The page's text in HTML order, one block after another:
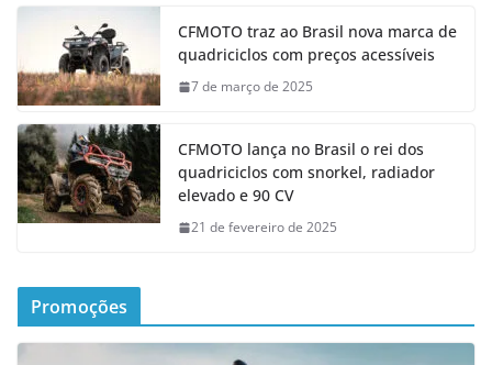
CFMOTO traz ao Brasil nova marca de
quadriciclos com preços acessíveis
7 de março de 2025
CFMOTO lança no Brasil o rei dos
quadriciclos com snorkel, radiador
elevado e 90 CV
21 de fevereiro de 2025
Promoções